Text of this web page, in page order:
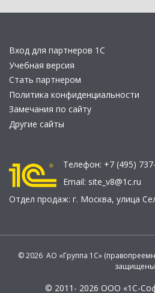
Вход для партнеров 1С
Учебная версия
Стать партнером
Политика конфиденциальности
Замечания по сайту
Другие сайты
Телефон: +7 (495)
Email: site_v8@1c.ru
Отдел продаж: г. Москва, улица
© 2026 АО «Группа 1С»
защищены
© 2011- 2026 ООО «1С-